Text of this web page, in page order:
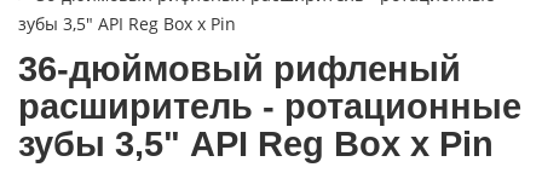
зубы 3,5" API Reg Box х Pin
36-дюймовый рифленый
расширитель - ротационные
зубы 3,5" API Reg Box х Pin